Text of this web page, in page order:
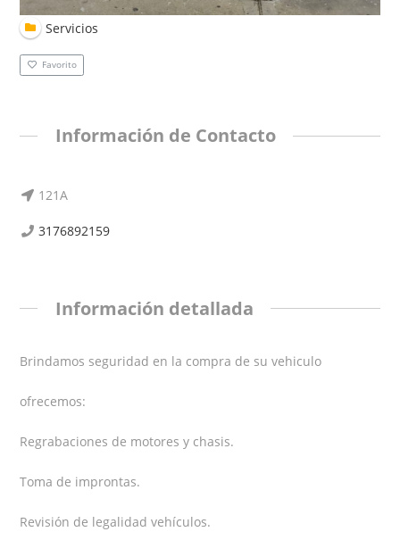
Servicios
Favorito
Información de Contacto
121A
3176892159
Información detallada
Brindamos seguridad en la compra de su vehiculo
ofrecemos:
Regrabaciones de motores y chasis.
Toma de improntas.
Revisión de legalidad vehículos.